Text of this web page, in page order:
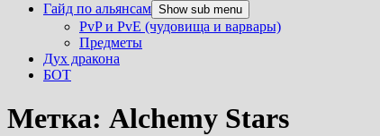
Гайд по альянсам Show sub menu
PvP и PvE (чудовища и варвары)
Предметы
Дух дракона
БОТ
Метка: Alchemy Stars